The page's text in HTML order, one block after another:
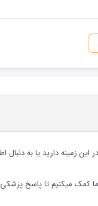
زمینه دارید یا به دنبال
کمک میکنیم تا پاسخ